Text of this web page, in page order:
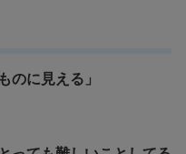
のに見える」